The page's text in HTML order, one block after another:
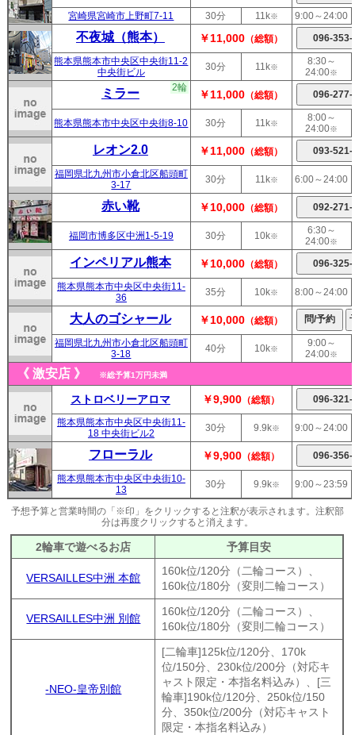
宮崎県宮崎市上野町7-11
30分 11k※ 9:00～24:00
不夜城（熊本） ￥11,000 （総額）
熊本県熊本市中央区中央街11-2
中央街ビル
30分 11k※
8:30～
24:00※
ミラー 2輪
￥11,000 （総額）
熊本県熊本市中央区中央街8-10 30分 11k※
8:00～
24:00※
レオン2.0 ￥11,000 （総額）
福岡県北九州市小倉北区船頭町
3-17
30分 11k※ 6:00～24:00
赤い靴 ￥10,000 （総額）
福岡市博多区中洲1-5-19 30分 10k※
6:30～
24:00※
インペリアル熊本 ￥10,000 （総額）
熊本県熊本市中央区中央街11-
36
35分 10k※ 8:00～24:00
大人のゴシャール ￥10,000 （総額）
福岡県北九州市小倉北区船頭町
3-18
40分 10k※
9:00～
24:00※
《 激安店 》 ※総予算1万円未満
ストロベリーアロマ ￥9,900 （総額）
熊本県熊本市中央区中央街11-
18 中央街ビル2
30分 9.9k※ 9:00～24:00
フローラル ￥9,900 （総額）
熊本県熊本市中央区中央街10-
13
30分 9.9k※ 9:00～23:59
予想予算と営業時間の「※印」をクリックすると注釈が表示されます。注釈部
分は再度クリックすると消えます。
2輪車で遊べるお店 予算目安
VERSAILLES中洲 本館
160k位/120分（二輪コース）、
160k位/180分（変則二輪コース）
VERSAILLES中洲 別館
160k位/120分（二輪コース）、
160k位/180分（変則二輪コース）
-NEO-皇帝別館
[二輪車]125k位/120分、170k
位/150分、230k位/200分（対応キ
ャスト限定・本指名料込み）、[三
輪車]190k位/120分、250k位/150
分、350k位/200分（対応キャスト
限定・本指名料込み）